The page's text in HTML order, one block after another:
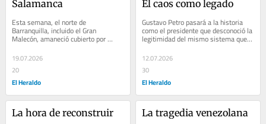
Salamanca
Esta semana, el norte de
Barranquilla, incluido el Gran
Malecón, amaneció cubierto por
humo y cenizas provenientes de los
incendios en el Parque...
19.07.2026
20
El Heraldo
El caos como legado
Gustavo Petro pasará a la historia
como el presidente que desconoció la
legitimidad del mismo sistema que
lo llevó al poder. Quedará como el...
12.07.2026
30
El Heraldo
La hora de reconstruir La tragedia venezolana